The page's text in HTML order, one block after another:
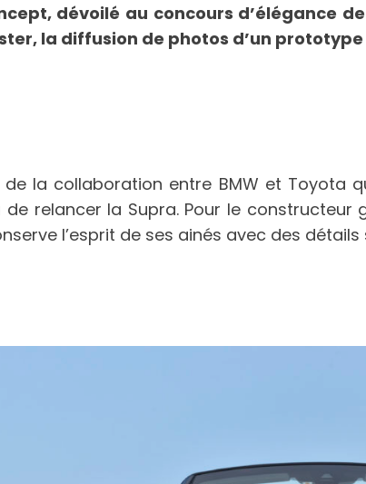
dévoilé au concours d’élégance
la diffusion de photos d’un
de la collaboration entre BMW et
relancer la Supra. Pour le
l’esprit de ses ainés avec des